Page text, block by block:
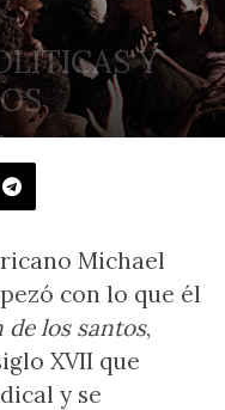
Y
Michael
con lo que él
de los santos,
XVII que
y se